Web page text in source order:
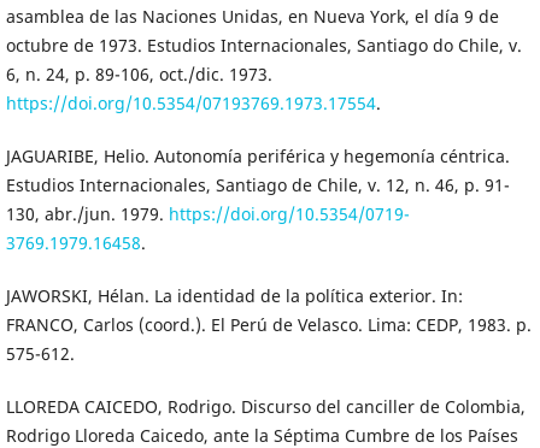
asamblea de las Naciones Unidas, en Nueva York, el día 9 de
octubre de 1973. Estudios Internacionales, Santiago do Chile, v.
6, n. 24, p. 89-106, oct./dic. 1973.
https://doi.org/10.5354/07193769.1973.17554.
JAGUARIBE, Helio. Autonomía periférica y hegemonía céntrica.
Estudios Internacionales, Santiago de Chile, v. 12, n. 46, p. 91-
130, abr./jun. 1979. https://doi.org/10.5354/0719-
3769.1979.16458.
JAWORSKI, Hélan. La identidad de la política exterior. In:
FRANCO, Carlos (coord.). El Perú de Velasco. Lima: CEDP, 1983. p.
575-612.
LLOREDA CAICEDO, Rodrigo. Discurso del canciller de Colombia,
Rodrigo Lloreda Caicedo, ante la Séptima Cumbre de los Países